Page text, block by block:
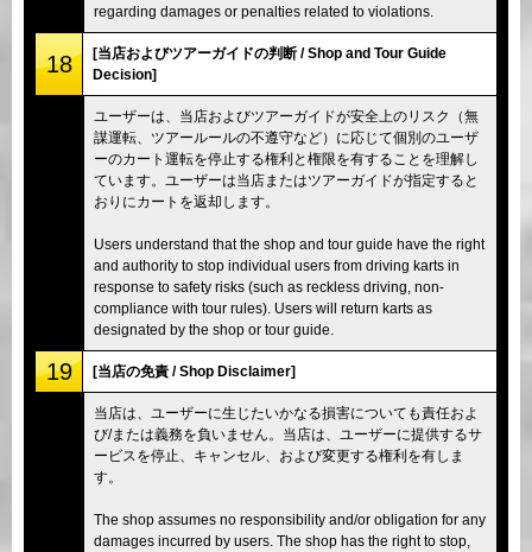
regarding damages or penalties related to violations.
18
[当店およびツアーガイドの判断 / Shop and Tour Guide
Decision]
ユーザーは、当店およびツアーガイドが安全上のリスク（無
謀運転、ツアールールの不遵守など）に応じて個別のユーザ
ーのカート運転を停止する権利と権限を有することを理解し
ています。ユーザーは当店またはツアーガイドが指定すると
おりにカートを返却します。
Users understand that the shop and tour guide have the right
and authority to stop individual users from driving karts in
response to safety risks (such as reckless driving, non-
compliance with tour rules). Users will return karts as
designated by the shop or tour guide.
19 [当店の免責 / Shop Disclaimer]
当店は、ユーザーに生じたいかなる損害についても責任およ
び/または義務を負いません。当店は、ユーザーに提供するサ
ービスを停止、キャンセル、および変更する権利を有しま
す。
The shop assumes no responsibility and/or obligation for any
damages incurred by users. The shop has the right to stop,